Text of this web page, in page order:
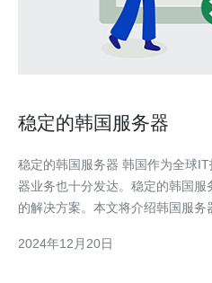
稳定的韩国服务器
稳定的韩国服务器 韩国作为全球IT技术领域的重要国家，其服务
器业务也十分发达。稳定的韩国
的解决方案。本文将介绍韩国服务
国的数据中心提供。韩国服务器通
2024年12月20日